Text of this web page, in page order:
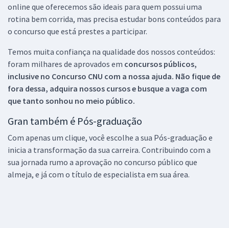
online que oferecemos são ideais para quem possui uma
rotina bem corrida, mas precisa estudar bons conteúdos para
o concurso que está prestes a participar.
Temos muita confiança na qualidade dos nossos conteúdos:
foram milhares de aprovados em concursos públicos,
inclusive no Concurso CNU com a nossa ajuda. Não fique de
fora dessa, adquira nossos cursos e busque a vaga com
que tanto sonhou no meio público.
Gran também é Pós-graduação
Com apenas um clique, você escolhe a sua Pós-graduação e
inicia a transformação da sua carreira. Contribuindo com a
sua jornada rumo a aprovação no concurso público que
almeja, e já com o título de especialista em sua área.